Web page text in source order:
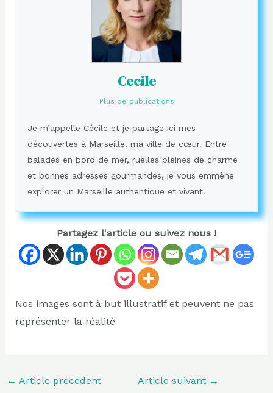
Cecile
Plus de publications
Je m’appelle Cécile et je partage ici mes
découvertes à Marseille, ma ville de cœur. Entre
balades en bord de mer, ruelles pleines de charme
et bonnes adresses gourmandes, je vous emmène
explorer un Marseille authentique et vivant.
Partagez l'article ou suivez nous !
Nos images sont à but illustratif et peuvent ne pas
représenter la réalité
← Article précédent Article suivant →